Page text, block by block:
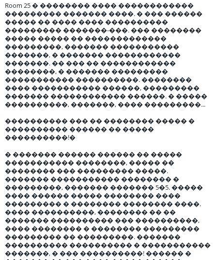
Room 25 � �������� ���� ������������
��������� ������� ����. � ��� ������
����� �� ���� ���� ����������
��������� �������-���. ��� ��������
����� ����� �� �������������
���������, ������� �����������
�������, � ������� ������������
�������. �� ��� �� ������������
��������, � ������� ���������
����������� ����������. ��������
���� ����������� ������, ���������
������� ������������ ������. � �����
����������, �������, ���� ���������...
���������� ��� �� �������� ����� �
���������� ������ �� �����
����������!�
� ������� ������ ������ �� �����
����������� ��������, ����� ��
�������� ��� ��������� �����.
������� ����������� �������� �
���������, ������� ������� 5�5. �����
���� ������ ����� �������� ����
��������� � �������� �������� ����.
���� ����������, �������� �� ��
������� ���������� ��� ����������,
���� �������� � �������� ���������
��������� �� ���������. �������
���������� ���������� � �����������
�������, � ��� ����������! ������ �